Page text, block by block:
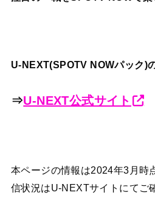
U-NEXT(SPOTV NOWパック)
⇒U-NEXT公式サイト
本ページの情報は2024年3月時
信状況はU-NEXTサイトにてご